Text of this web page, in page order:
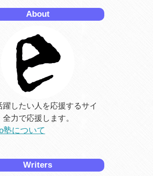
About
躍したい人を応援するサイ
全力で応援します。
塾について
Writers